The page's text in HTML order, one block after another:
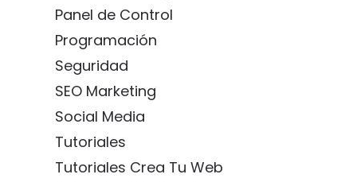
Panel de Control
Programación
Seguridad
SEO Marketing
Social Media
Tutoriales
Tutoriales Crea Tu Web